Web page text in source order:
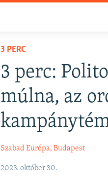
3 PERC
3 perc:
múlna, az
Szabad Európa, Budapest
2023. október 30.